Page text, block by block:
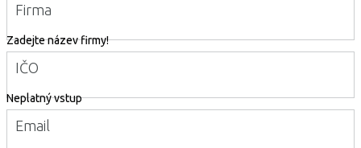
Firma
Zadejte název firmy!
IČO
Neplatný vstup
Email